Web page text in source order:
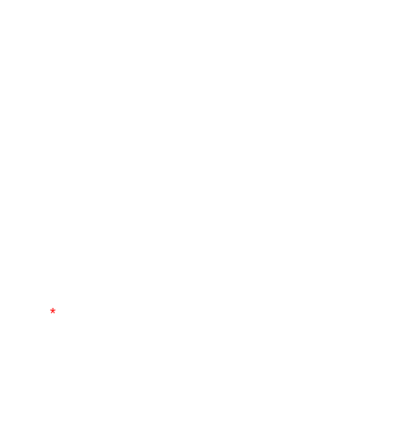
*Hacemos un trato totalmente respetuoso de tus